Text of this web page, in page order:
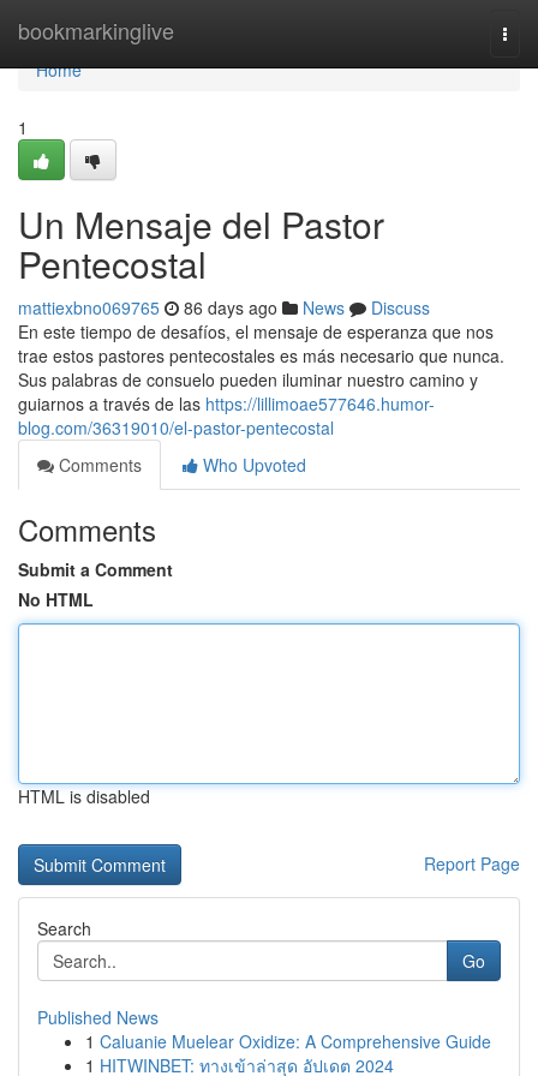
bookmarkinglive
Home
Home
1
Un Mensaje del Pastor
Pentecostal
mattiexbno069765 86 days ago News
Discuss
En este tiempo de desafíos, el mensaje de esperanza que nos
trae estos pastores pentecostales es más necesario que nunca.
Sus palabras de consuelo pueden iluminar nuestro camino y
guiarnos a través de las https://lillimoae577646.humor-
blog.com/36319010/el-pastor-pentecostal
Comments
Who Upvoted
Comments
Submit a Comment
No HTML
HTML is disabled
Report Page
Search
Go
Published News
1 Caluanie Muelear Oxidize: A Comprehensive Guide
1 HITWINBET: ทางเข้าล่าสุด อัปเดต 2024